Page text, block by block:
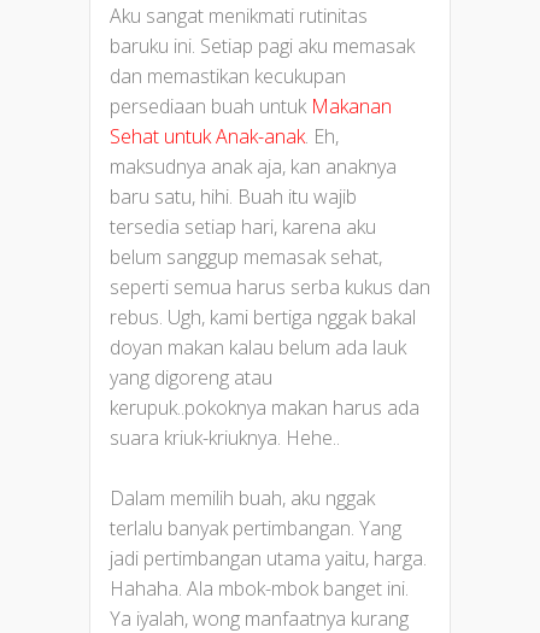
Aku sangat menikmati rutinitas
baruku ini. Setiap pagi aku memasak
dan memastikan kecukupan
persediaan buah untuk Makanan
Sehat untuk Anak-anak. Eh,
maksudnya anak aja, kan anaknya
baru satu, hihi. Buah itu wajib
tersedia setiap hari, karena aku
belum sanggup memasak sehat,
seperti semua harus serba kukus dan
rebus. Ugh, kami bertiga nggak bakal
doyan makan kalau belum ada lauk
yang digoreng atau
kerupuk..pokoknya makan harus ada
suara kriuk-kriuknya. Hehe..
Dalam memilih buah, aku nggak
terlalu banyak pertimbangan. Yang
jadi pertimbangan utama yaitu, harga.
Hahaha. Ala mbok-mbok banget ini.
Ya iyalah, wong manfaatnya kurang